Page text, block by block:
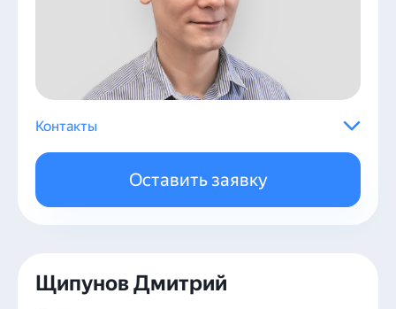
Контакты
Почта:dima112ru@yandex.ru
+79994954128
Сайт
Оставить заявку
Щипунов Дмитрий